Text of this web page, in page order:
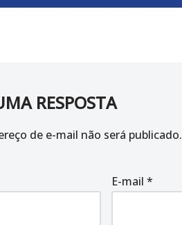
RESPOSTA
de e-mail não será publicado.
E-mail*